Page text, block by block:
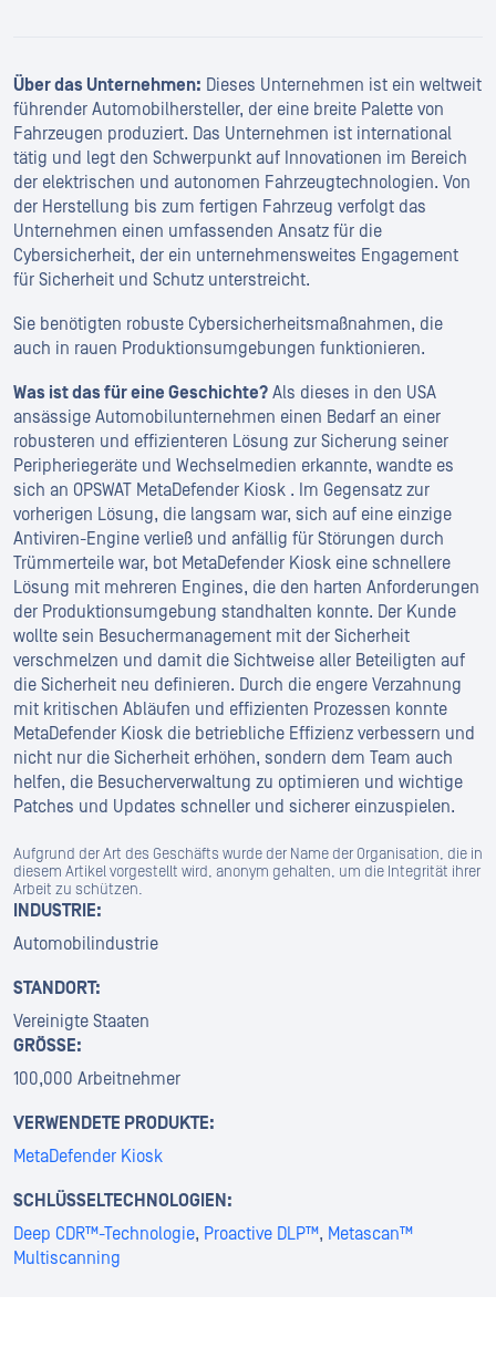
Über das Unternehmen: Dieses Unternehmen ist ein weltweit
führender Automobilhersteller, der eine breite Palette von
Fahrzeugen produziert. Das Unternehmen ist international
tätig und legt den Schwerpunkt auf Innovationen im Bereich
der elektrischen und autonomen Fahrzeugtechnologien. Von
der Herstellung bis zum fertigen Fahrzeug verfolgt das
Unternehmen einen umfassenden Ansatz für die
Cybersicherheit, der ein unternehmensweites Engagement
für Sicherheit und Schutz unterstreicht.
Sie benötigten robuste Cybersicherheitsmaßnahmen, die
auch in rauen Produktionsumgebungen funktionieren.
Was ist das für eine Geschichte? Als dieses in den USA
ansässige Automobilunternehmen einen Bedarf an einer
robusteren und effizienteren Lösung zur Sicherung seiner
Peripheriegeräte und Wechselmedien erkannte, wandte es
sich an OPSWAT MetaDefender Kiosk . Im Gegensatz zur
vorherigen Lösung, die langsam war, sich auf eine einzige
Antiviren-Engine verließ und anfällig für Störungen durch
Trümmerteile war, bot MetaDefender Kiosk eine schnellere
Lösung mit mehreren Engines, die den harten Anforderungen
der Produktionsumgebung standhalten konnte. Der Kunde
wollte sein Besuchermanagement mit der Sicherheit
verschmelzen und damit die Sichtweise aller Beteiligten auf
die Sicherheit neu definieren. Durch die engere Verzahnung
mit kritischen Abläufen und effizienten Prozessen konnte
MetaDefender Kiosk die betriebliche Effizienz verbessern und
nicht nur die Sicherheit erhöhen, sondern dem Team auch
helfen, die Besucherverwaltung zu optimieren und wichtige
Patches und Updates schneller und sicherer einzuspielen.
Aufgrund der Art des Geschäfts wurde der Name der Organisation, die in
diesem Artikel vorgestellt wird, anonym gehalten, um die Integrität ihrer
Arbeit zu schützen.
INDUSTRIE:
Automobilindustrie
STANDORT:
Vereinigte Staaten
GRÖSSE:
100,000 Arbeitnehmer
VERWENDETE PRODUKTE:
MetaDefender Kiosk
SCHLÜSSELTECHNOLOGIEN:
Deep CDR™-Technologie, Proactive DLP™, Metascan™
Multiscanning